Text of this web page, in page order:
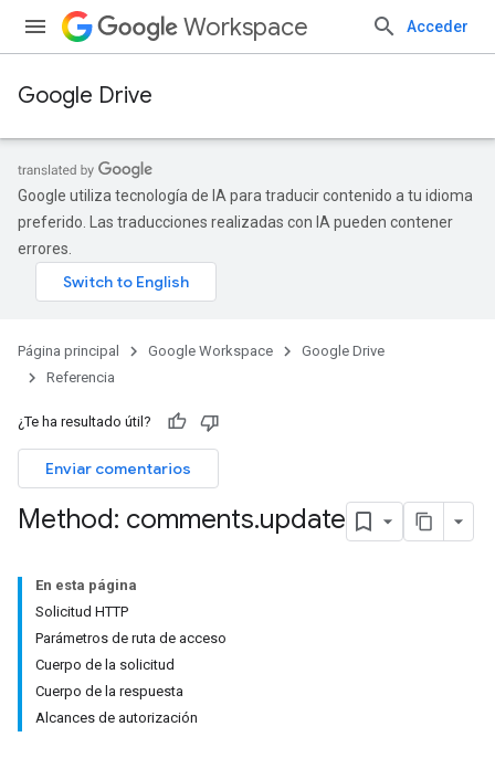
Workspace Acceder
Google Drive
Google utiliza tecnología de IA para traducir contenido a tu idioma
preferido. Las traducciones realizadas con IA pueden contener
errores.
Página principal Google Workspace
Google Drive
Referencia
¿Te ha resultado útil?
Enviar comentarios
Method: comments.update
En esta página
Solicitud HTTP
Parámetros de ruta de acceso
Cuerpo de la solicitud
Cuerpo de la respuesta
Alcances de autorización